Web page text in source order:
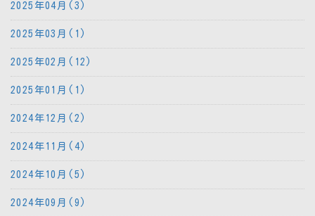
2025年04月(3)
2025年03月(1)
2025年02月(12)
2025年01月(1)
2024年12月(2)
2024年11月(4)
2024年10月(5)
2024年09月(9)